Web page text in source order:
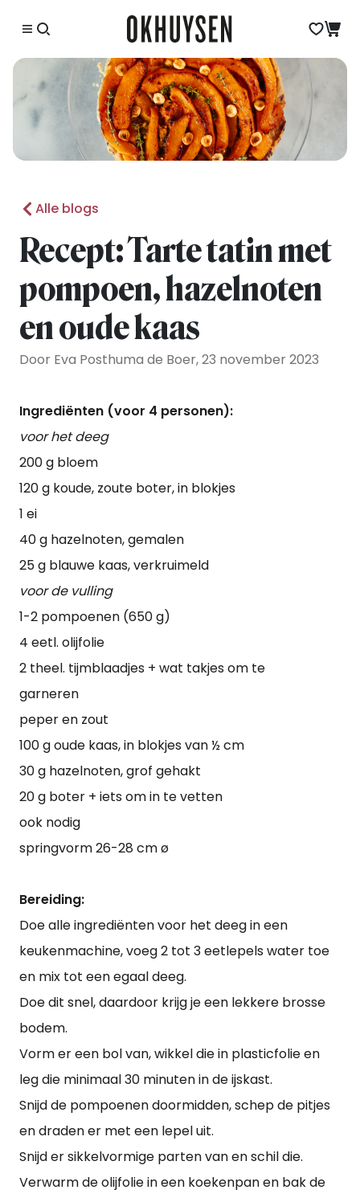
Alle blogs
Recept: Tarte tatin met
pompoen, hazelnoten
en oude kaas
Door Eva Posthuma de Boer, 23 november 2023
Ingrediënten (voor 4 personen):
voor het deeg
200 g bloem
120 g koude, zoute boter, in blokjes
1 ei
40 g hazelnoten, gemalen
25 g blauwe kaas, verkruimeld
voor de vulling
1-2 pompoenen (650 g)
4 eetl. olijfolie
2 theel. tijmblaadjes + wat takjes om te
garneren
peper en zout
100 g oude kaas, in blokjes van ½ cm
30 g hazelnoten, grof gehakt
20 g boter + iets om in te vetten
ook nodig
springvorm 26-28 cm ø
Bereiding:
Doe alle ingrediënten voor het deeg in een
keukenmachine, voeg 2 tot 3 eetlepels water toe
en mix tot een egaal deeg.
Doe dit snel, daardoor krijg je een lekkere brosse
bodem.
Vorm er een bol van, wikkel die in plasticfolie en
leg die minimaal 30 minuten in de ijskast.
Snijd de pompoenen doormidden, schep de pitjes
en draden er met een lepel uit.
Snijd er sikkelvormige parten van en schil die.
Verwarm de olijfolie in een koekenpan en bak de